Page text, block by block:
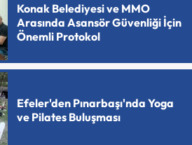
Konak Belediyesi ve MMO
Arasında Asansör Güvenliği İçin
Önemli Protokol
Efeler'den Pınarbaşı'nda Yoga
ve Pilates Buluşması